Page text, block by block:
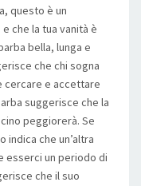
questo è un
che la tua vanità è
bella, lunga e
che chi sogna
cercare e accettare
suggerisce che la
peggiorerà. Se
indica che un’altra
esserci un periodo di
che il suo